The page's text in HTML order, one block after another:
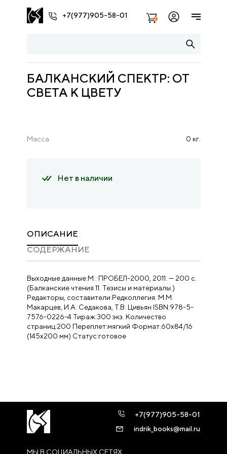
+7(977)905-58-01 2
БАЛКАНСКИЙ СПЕКТР: ОТ
СВЕТА К ЦВЕТУ
Масса 0 кг.
Нет в наличии
ОПИСАНИЕ
CОДЕРЖАНИЕ
Выходные данные:М.: ПРОБЕЛ-2000, 2011. — 200 с.
(Балканские чтения 11. Тезисы и материалы.)
Редакторы, составители:Редколлегия: М.М.
Макарцев, И.А. Седакова, Т.В. Цивьян ISBN:978-5-
7576-0226-4 Тираж:300 экз. Количество
страниц:200 Переплет:мягкий Формат:60х84/16
(145х200 мм) Статус:готовое
МЫ В СОЦИАЛЬНЫХ СЕТЯХ
+7(977)905-58-01
indrik_books@mail.ru